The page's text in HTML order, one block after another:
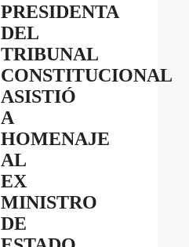
PRESIDENTA
DEL
TRIBUNAL
CONSTITUCIONAL
ASISTIÓ
A
HOMENAJE
AL
EX
MINISTRO
DE